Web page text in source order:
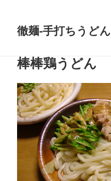
徹麺-手打ちうどん
棒棒鶏うどん